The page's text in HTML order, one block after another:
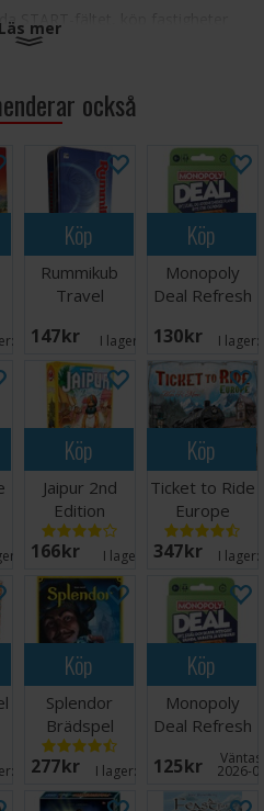
START-fältet, köp fastigheter
Glöm inte att ta ut hyra från
tar slut kan du ändå
att belåna fastigheter och göra
tjäna så mycket pengar att du
monopol, ja, då vinner du
Läs mer
också
20+
Köp
Rummikub
Travel
Reseutgåva
147 SEK I lager: 12
Köp
Monopoly
Deal Refresh
130 SEK I lager:
19
Köp
Jaipur 2nd
Edition
Brädspel
166 SEK I lager: 1
Köp
Ticket to Ride
Europe
Brädspel
347 SEK I lager:
20+
Köp
Splendor
Brädspel
277 SEK I lager: 20+
Köp
Monopoly
Deal Refresh
Kortspel
125 SEK 2026-